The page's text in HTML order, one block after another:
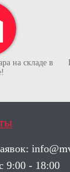
на складе в
- 18:00